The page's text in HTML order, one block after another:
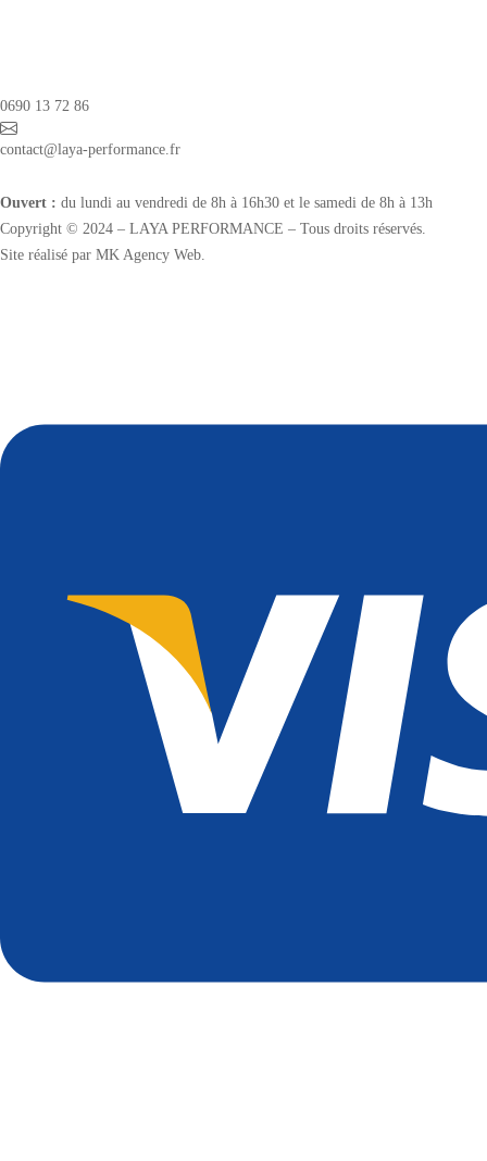
0690 13 72 86
contact@laya-performance.fr
Ouvert : du lundi au vendredi de 8h à 16h30 et le samedi de 8h à 13h
Copyright © 2024 – LAYA PERFORMANCE – Tous droits réservés.
Site réalisé par MK Agency Web.